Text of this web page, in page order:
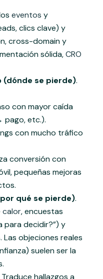
eventos y
clics clave) y
cross-domain y
sólida,CRO
(dónde se pierde).
con mayor caída
etc.).
con mucho tráfico
conversión con
pequeñas mejoras
qué se pierde).
calor, encuestas
decidir?”) y
objeciones reales
suelen ser la